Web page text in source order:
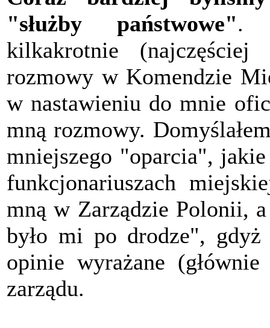
"służby państwowe".
kilkakrotnie
rozmowy w Komendzie
w nastawieniu do mnie
mną rozmowy.
mniejszego "oparcia",
funkcjonariuszach
mną w Zarządzie Polonii,
było mi po drodze", gdyż
opinie wyrażane
zarządu.